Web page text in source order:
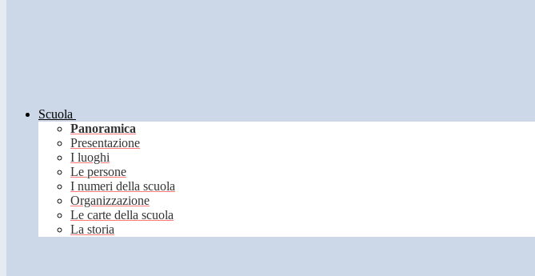
Scuola
Panoramica
Presentazione
I luoghi
Le persone
I numeri della scuola
Organizzazione
Le carte della scuola
La storia